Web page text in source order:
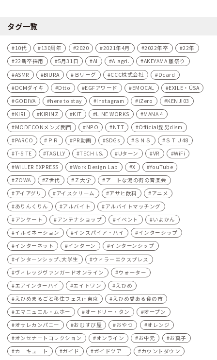
タグ一覧
10代 130周年 2020 2021年4月 2022年卒
22年
22新卒採用
5月31日 AI AIagri.
AKEYAMA 雛祭り
ASMR
BIURA Ｂリーグ CCC株式会社
Dcard
DCMダイキ
Dtto EGFアワード EMOCAL
EXILE・ÜSA
GODIVA
here to stay Instagram iZero
KENJI03
KIRI
KIRINZ KIT LINE WORKS
MANA 4
MODECONメンズ関西
NPO NTT
Official髭男dism
PARCO
ＰＲ PR動画 SDGs ＳＮＳ
ＳＴＵ48
T-SITE
TAGLLY TECH I.S. Uターン VR
WiFi
WILLER EXPRESS
Work Design Lab X
YouTube
ZOWA
Z世代 Ｚ大学
アートな湯の街の音楽会
アイアグリ
アイスクリーム アサヒ飲料
アニメ
ありんくりん
アルバイト
アルバイトマッチング
アンケート
アンテナショップ イベント
いよかん
イルミネーション
インスパイア・ハイ
インターシップ
インターネット
インターン
インターンシップ
インターンシップ､大学生
ウィラーエクスプレス
ヴィレッジヴァンガードオンライン
ウォーター
エアインターハイ
エイトワン
えひめ
えひめまるごと移住フェスin東京
えひめ愛ある食の市
エマニュエル・ムホー
オードリー・タン
オープン
オサレカンパニー
おむすび屋 おやつ
オレンジ
オンセナートコレクション
オンライン お中元
お菓子
カーキュート
ガイド ガイドツアー
カウントダウン